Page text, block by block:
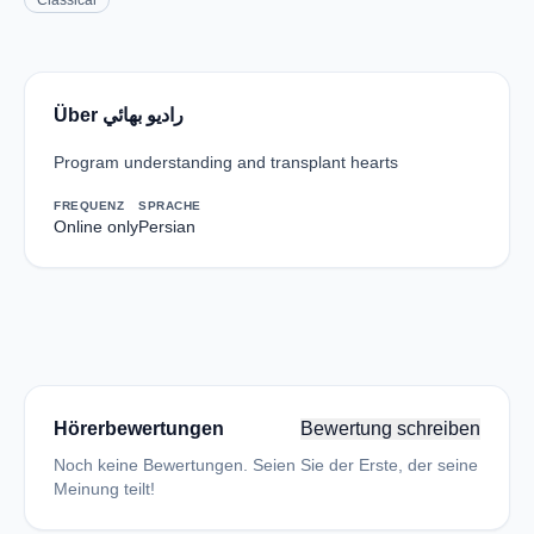
Über راديو بهائي
Program understanding and transplant hearts
FREQUENZ
Online only
SPRACHE
Persian
Hörerbewertungen Bewertung schreiben
Noch keine Bewertungen. Seien Sie der Erste, der seine
Meinung teilt!